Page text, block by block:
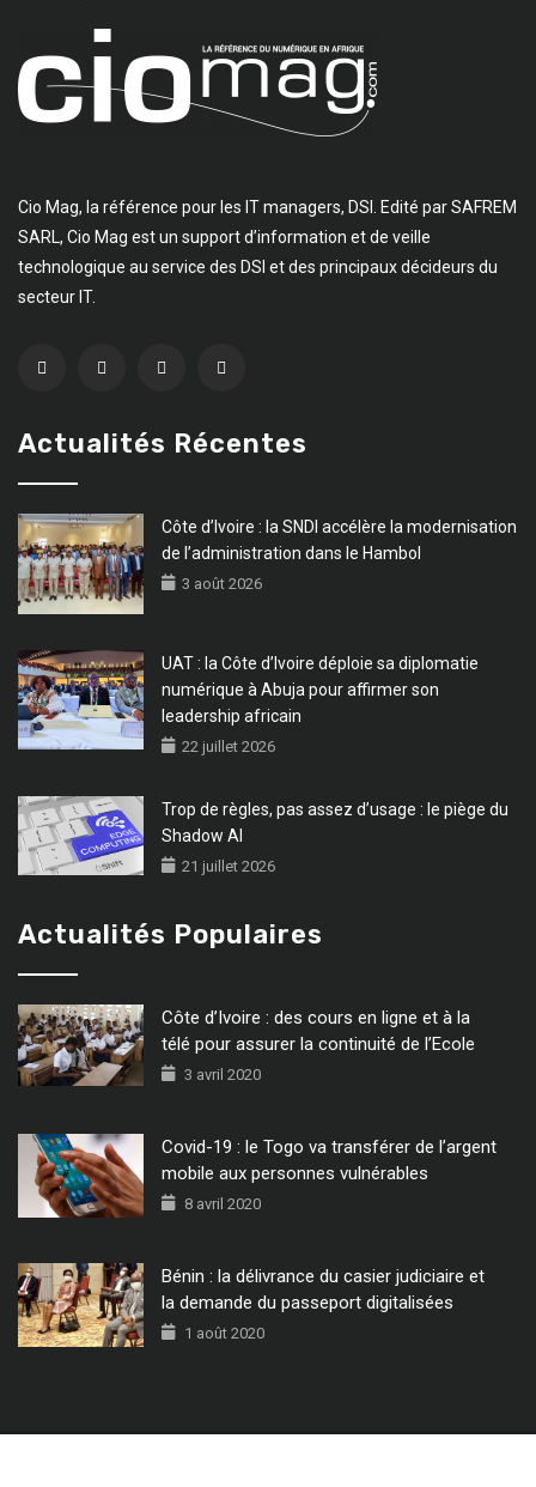
Cio Mag, la référence pour les IT managers, DSI. Edité par SAFREM
SARL, Cio Mag est un support d’information et de veille
technologique au service des DSI et des principaux décideurs du
secteur IT.
Actualités Récentes
Côte d’Ivoire : la SNDI accélère la modernisation
de l’administration dans le Hambol
3 août 2026
UAT : la Côte d’Ivoire déploie sa diplomatie
numérique à Abuja pour affirmer son
leadership africain
22 juillet 2026
Trop de règles, pas assez d’usage : le piège du
Shadow AI
21 juillet 2026
Actualités Populaires
Côte d’Ivoire : des cours en ligne et à la
télé pour assurer la continuité de l’Ecole
3 avril 2020
Covid-19 : le Togo va transférer de l’argent
mobile aux personnes vulnérables
8 avril 2020
Bénin : la délivrance du casier judiciaire et
la demande du passeport digitalisées
1 août 2020